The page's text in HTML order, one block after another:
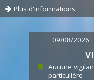
Plus d'informations
09/08/2026
Aucune
particulière